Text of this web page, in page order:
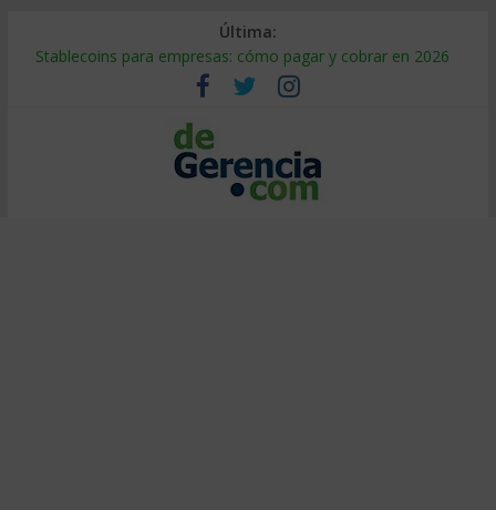
Última:
Stablecoins para empresas: cómo pagar y cobrar en 2026
Despido silencioso: qué es y por qué sale tan caro
IA en selección de personal: cómo auditarla a tiempo
Trabajo forzoso en la cadena de suministro: qué hacer
Mercado hispano de EE. UU.: cómo segmentarlo y venderle